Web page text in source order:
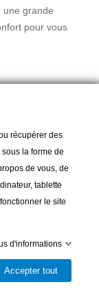
une grande
pour vous
récupérer des
la forme de
de vous, de
tablette
le site
d'informations
Accepter tout